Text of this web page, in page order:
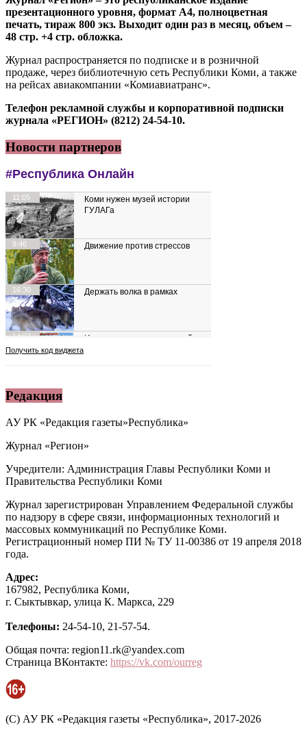
презентационного уровня, формат А4, полноцветная
печать, тираж 800 экз. Выходит один раз в месяц, объем –
48 стр. +4 стр. обложка.
Журнал распространяется по подписке и в розничной
продаже, через библиотечную сеть Республики Коми, а также
на рейсах авиакомпании «Комиавиатранс».
Телефон рекламной службы и корпоративной подписки
журнала «РЕГИОН» (8212) 24-54-10.
Новости партнеров
Редакция
АУ РК «Редакция газеты»Республика»
Журнал «Регион»
Учредители: Администрация Главы Республики Коми и
Правительства Республики Коми
Журнал зарегистрирован Управлением Федеральной службы
по надзору в сфере связи, информационных технологий и
массовых коммуникаций по Республике Коми.
Регистрационный номер ПИ № ТУ 11-00386 от 19 апреля 2018
года.
Адрес:
167982, Республика Коми,
г. Сыктывкар, улица К. Маркса, 229
Телефоны: 24-54-10, 21-57-54.
Общая почта: region11.rk@yandex.com
Страница ВКонтакте: https://vk.com/ourreg
(C) АУ РК «Редакция газеты «Республика», 2017-2026